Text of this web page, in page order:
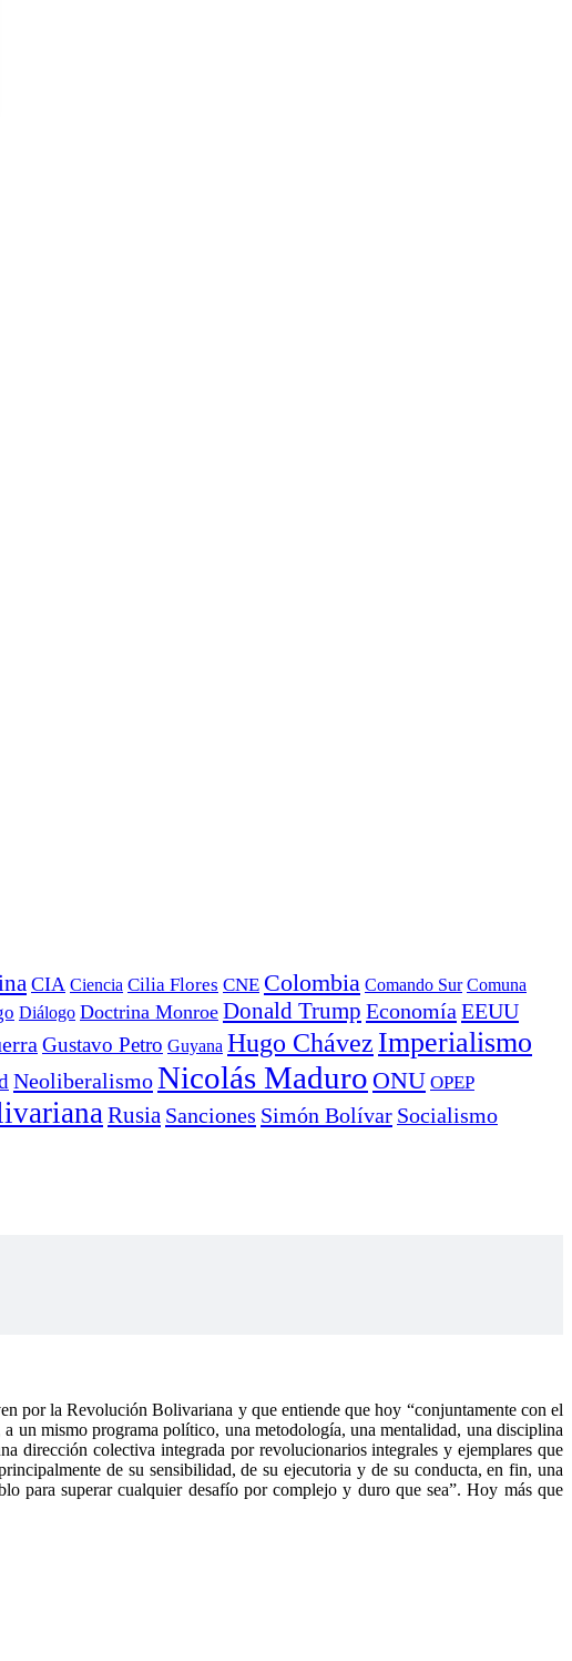
CIA Ciencia Cilia Flores CNE Colombia Comando Sur Comuna
Diálogo Doctrina Monroe Donald Trump Economía EEUU
Gustavo Petro Guyana Hugo Chávez Imperialismo
NeoliberalismoNicolás Maduro ONU OPEP
Rusia Sanciones Simón Bolívar Socialismo
por la Revolución Bolivariana y que entiende que hoy “conjuntamente con el
un mismo programa político, una metodología, una mentalidad, una disciplina
dirección colectiva integrada por revolucionarios integrales y ejemplares que
de su sensibilidad, de su ejecutoria y de su conducta, en fin, una
para superar cualquier desafío por complejo y duro que sea”. Hoy más que